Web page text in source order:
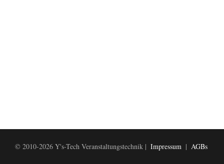
© 2010-2026 Y's-Tech Veranstaltungstechnik | Impressum | AGBs